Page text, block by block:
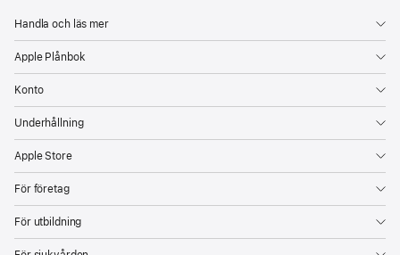
Handla och läs mer
Apple Plånbok
Konto
Underhållning
Apple Store
För företag
För utbildning